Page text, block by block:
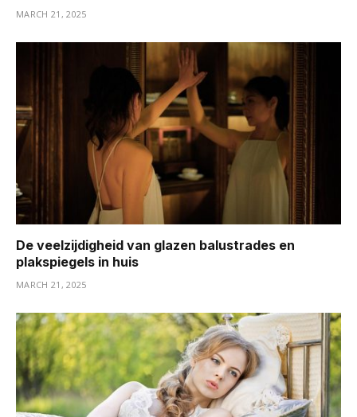
MARCH 21, 2025
De veelzijdigheid van glazen balustrades en
plakspiegels in huis
MARCH 21, 2025